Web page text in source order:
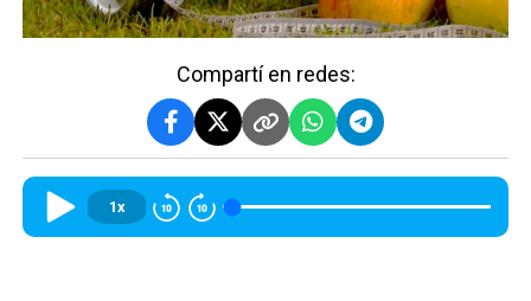
Compartí en redes:
1x